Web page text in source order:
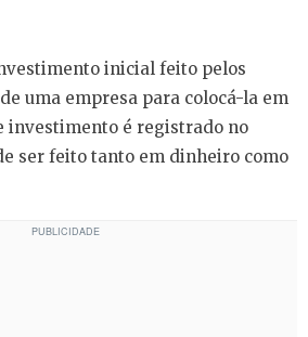
inicial feito pelos
uma empresa para colocá-la em
investimento é registrado no
ser feito tanto em dinheiro como